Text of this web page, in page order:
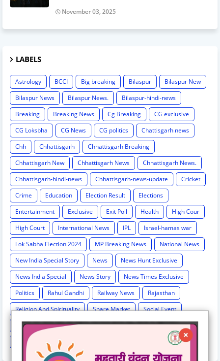
November 03, 2025
LABELS
Astrology BCCI Big breaking Bilaspur
Bilaspur New
Bilaspur News
Bilaspur News.
Bilaspur-hindi-news
Breaking
Breaking News Cg Breaking
CG exclusive
CG Loksbha
CG News CG politics
Chattisgarh news
Chh
Chhattisgarh
Chhattisgarh Breaking
Chhattisgarh New
Chhattisgarh News
Chhattisgarh News.
Chhattisgarh-hindi-news
Chhattisgarh-news-update
Cricket
Crime
Education Election Result
Elections
Entertainment
Exclusive Exit Poll Health
High Cour
High Court
International News IPL
Israel-hamas war
Lok Sabha Election 2024
MP Breaking News
National News
New India Special Story
News
News Hunt Exclusive
News India Special
News Story
News Times Exclusive
Politics
Rahul Gandhi Railway News
Rajasthan
Religion And Spirituality
Share Market
Social Event
sonia Gandhi
Sports Supreme Court
Technology
Train Cancel
Uttarpradesh